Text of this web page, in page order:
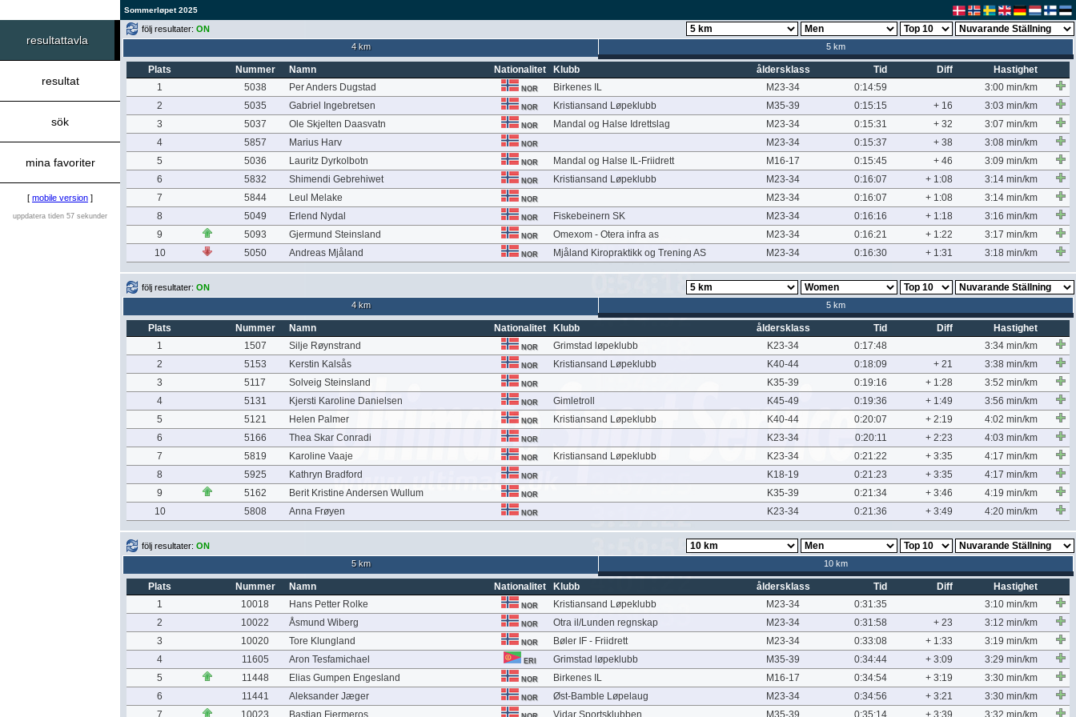
Sommerløpet 2025
resultattavla
resultat
sök
mina favoriter
[ mobile version ]
uppdatera tiden 57 sekunder
följ resultater: ON
4 km
5 km
Plats Nummer Namn Nationalitet Klubb åldersklass Tid Diff
Hastighet
1
5038 Per Anders Dugstad NOR Birkenes IL M23-34 0:14:59
3:00 min/km
2
5035 Gabriel Ingebretsen NOR Kristiansand Løpeklubb M35-39 0:15:15 + 16
3:03 min/km
3
5037 Ole Skjelten Daasvatn NOR Mandal og Halse Idrettslag M23-34 0:15:31 + 32
3:07 min/km
4
5857 Marius Harv NOR M23-34 0:15:37 + 38
3:08 min/km
5
5036 Lauritz Dyrkolbotn NOR Mandal og Halse IL-Friidrett M16-17 0:15:45 + 46
3:09 min/km
6
5832 Shimendi Gebrehiwet NOR Kristiansand Løpeklubb M23-34 0:16:07 + 1:08
3:14 min/km
7
5844 Leul Melake NOR M23-34 0:16:07 + 1:08
3:14 min/km
8
5049 Erlend Nydal NOR Fiskebeinern SK M23-34 0:16:16 + 1:18
3:16 min/km
9
5093 Gjermund Steinsland NOR Omexom - Otera infra as M23-34 0:16:21 + 1:22
3:17 min/km
10
5050 Andreas Mjåland NOR Mjåland Kiropraktikk og Trening AS M23-34 0:16:30 + 1:31 3:18 min/km
följ resultater: ON
4 km
5 km
Plats Nummer Namn Nationalitet Klubb åldersklass Tid Diff
Hastighet
1
1507 Silje Røynstrand NOR Grimstad løpeklubb K23-34 0:17:48
3:34 min/km
2
5153 Kerstin Kalsås NOR Kristiansand Løpeklubb K40-44 0:18:09 + 21
3:38 min/km
3
5117 Solveig Steinsland NOR K35-39 0:19:16 + 1:28
3:52 min/km
4
5131 Kjersti Karoline Danielsen NOR Gimletroll K45-49 0:19:36 + 1:49
3:56 min/km
5
5121 Helen Palmer NOR Kristiansand Løpeklubb K40-44 0:20:07 + 2:19
4:02 min/km
6
5166 Thea Skar Conradi NOR K23-34 0:20:11 + 2:23
4:03 min/km
7
5819 Karoline Vaaje NOR Kristiansand Løpeklubb K23-34 0:21:22 + 3:35
4:17 min/km
8
5925 Kathryn Bradford NOR K18-19 0:21:23 + 3:35
4:17 min/km
9
5162 Berit Kristine Andersen Wullum NOR K35-39 0:21:34 + 3:46
4:19 min/km
10
5808 Anna Frøyen NOR K23-34 0:21:36 + 3:49 4:20 min/km
följ resultater: ON
5 km
10 km
Plats Nummer Namn Nationalitet Klubb åldersklass Tid Diff
Hastighet
1
10018 Hans Petter Rolke NOR Kristiansand Løpeklubb M23-34 0:31:35
3:10 min/km
2
10022 Åsmund Wiberg NOR Otra il/Lunden regnskap M23-34 0:31:58 + 23
3:12 min/km
3
10020 Tore Klungland NOR Bøler IF - Friidrett M23-34 0:33:08 + 1:33
3:19 min/km
4
11605 Aron Tesfamichael ERI Grimstad løpeklubb M35-39 0:34:44 + 3:09
3:29 min/km
5
11448 Elias Gumpen Engesland NOR Birkenes IL M16-17 0:34:54 + 3:19
3:30 min/km
6
11441 Aleksander Jæger NOR Øst-Bamble Løpelaug M23-34 0:34:56 + 3:21
3:30 min/km
7
10023 Bastian Fjermeros Vidar Sportsklubben M35-39 0:35:14 + 3:39 3:32 min/km